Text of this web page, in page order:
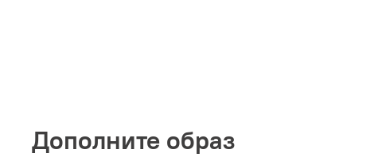
Дополните образ